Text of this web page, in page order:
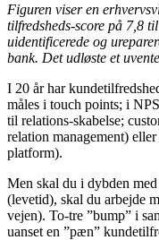
Figuren viser en
tilfredsheds-score på 7,8
uidentificerede og
bank. Det udløste et
I 20 år har
måles i touch points; i
til relations-skabelse;
relation management)
platform).
Men skal du i dybden
(levetid), skal du arbejde
vejen). To-tre ”bump” i
uanset en ”pæn”